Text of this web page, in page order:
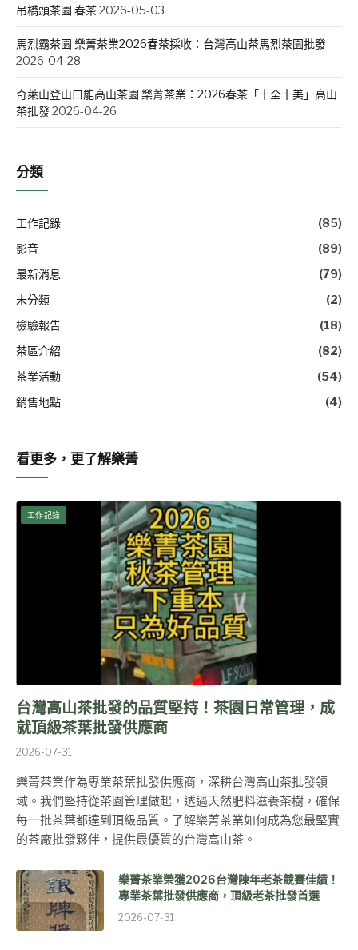
吊橋頭茶園 春茶2026-05-03
馬烈霸茶園 樂菁茶業2026春茶採收：台灣高山茶馬烈茶園批發
2026-04-28
奇萊山登山口能高山茶園 樂菁茶業：2026春茶「十全十美」高山
茶批發2026-04-26
分類
工作記錄
(85)
影音
(89)
最新消息
(79)
未分類
(2)
檢驗報告
(18)
茶區介紹
(82)
茶業活動
(54)
銷售地點
(4)
看更多，更了解樂菁
工作記錄
台灣高山茶批發的品質堅持！茶園日常管理，成
就頂級茶葉批發供應商
2026-07-31
樂菁茶業作為專業茶葉批發供應商，深耕台灣高山茶批發領
域。我們堅持從茶園管理做起，透過天然肥料滋養茶樹，確保
每一批茶葉都達到頂級品質。了解樂菁茶業如何成為您最堅實
的茶廠批發夥伴，提供最優質的台灣高山茶。
樂菁茶業榮獲2026台灣陳年老茶競賽佳績！
專業茶葉批發供應商，頂級老茶批發首選
2026-07-31